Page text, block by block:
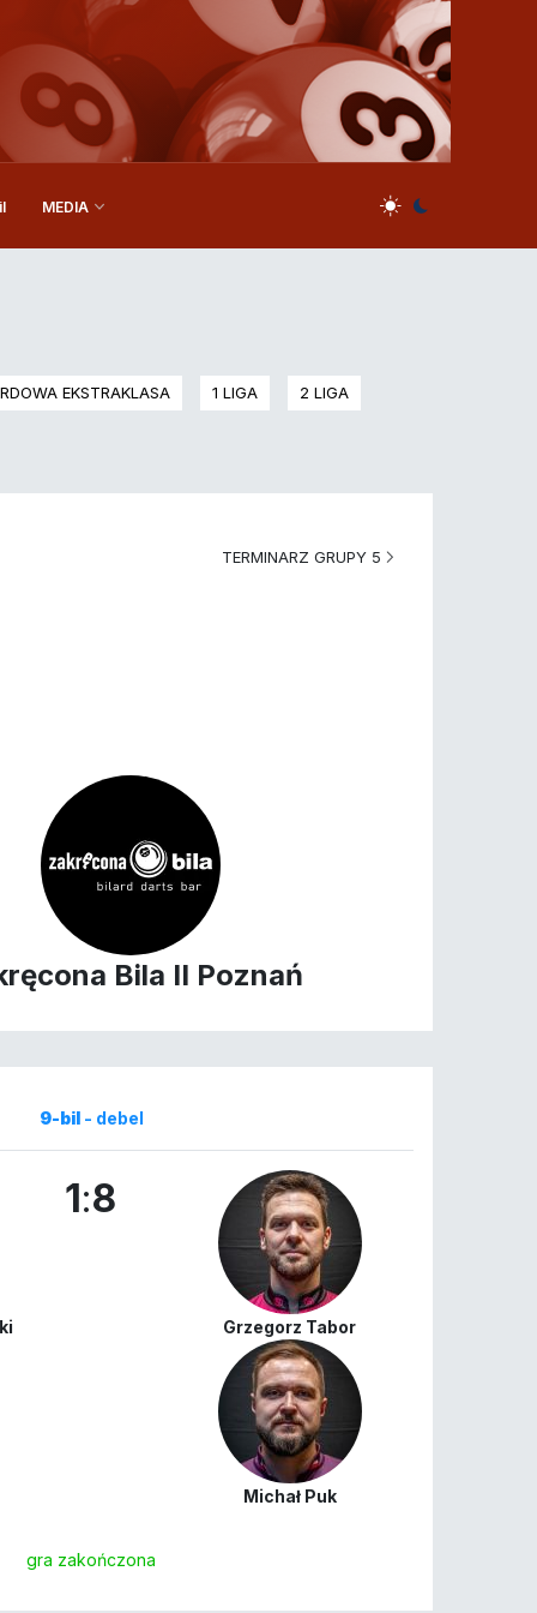
MEDIA
EKSTRAKLASA 1 LIGA 2 LIGA
TERMINARZ GRUPY 5
Bila II Poznań
9-bil- debel
1:8
Grzegorz Tabor
Michał Puk
gra zakończona